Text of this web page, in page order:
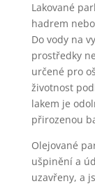
Lakované
hadrem
Do vody na
prostředky
určené pro
životnost
lakem je
přirozenou
Olejované
ušpinění a
uzavřeny, a